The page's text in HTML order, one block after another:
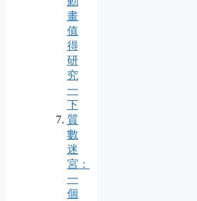
畫
值
得
研
究
一
下
質
數
迷
宮：
一
個